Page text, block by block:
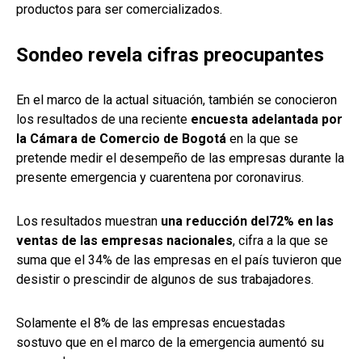
productos para ser comercializados.
Sondeo revela cifras preocupantes
En el marco de la actual situación, también se conocieron
los resultados de una reciente encuesta adelantada por
la Cámara de Comercio de Bogotá en la que se
pretende medir el desempeño de las empresas durante la
presente emergencia y cuarentena por coronavirus.
Los resultados muestran una reducción del72% en las
ventas de las empresas nacionales, cifra a la que se
suma que el 34% de las empresas en el país tuvieron que
desistir o prescindir de algunos de sus trabajadores.
Solamente el 8% de las empresas encuestadas
sostuvo que en el marco de la emergencia aumentó su